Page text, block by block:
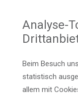
Analyse-
Beim Besuch
statistisch
allem mit